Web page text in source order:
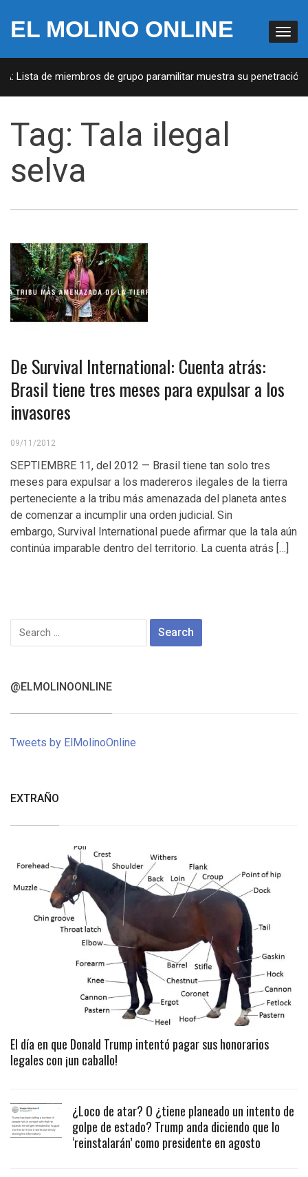
EL MOLINO ONLINE
Lista de miembros de grupo paramilitar muestra su penetración
Tag: Tala ilegal
selva
De Survival International: Cuenta atrás:
Brasil tiene tres meses para expulsar a los
invasores
09/11/2012
SEPTIEMBRE 11, del 2012 — Brasil tiene tan solo tres
meses para expulsar a los madereros ilegales de la tierra
perteneciente a la tribu más amenazada del planeta antes
de comenzar a incumplir una orden judicial. Sin
embargo, Survival International puede afirmar que la tala aún
continúa imparable dentro del territorio. La cuenta atrás […]
Search
for:
@ELMOLINOONLINE
Tweets by ElMolinoOnline
EXTRAÑO
El día en que Donald Trump intentó pagar sus honorarios
legales con ¡un caballo!
¿Loco de atar? O ¿tiene planeado un intento de
golpe de estado? Trump anda diciendo que lo
‘reinstalarán’ como presidente en agosto